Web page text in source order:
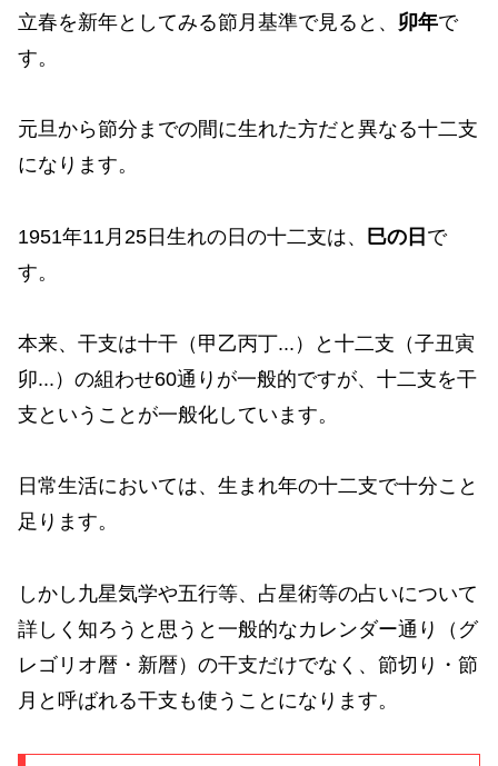
立春を新年としてみる節月基準で見ると、 卯年で
す。
元旦から節分までの間に生れた方だと異なる十二支
になります。
1951年11月25日生れの日の十二支は、 巳の日 で
す。
本来、干支は十干（甲乙丙丁...）と十二支（子丑寅
卯...）の組わせ60通りが一般的ですが、十二支を干
支ということが一般化しています。
日常生活においては、生まれ年の十二支で十分こと
足ります。
しかし九星気学や五行等、占星術等の占いについて
詳しく知ろうと思うと一般的なカレンダー通り（グ
レゴリオ暦・新暦）の干支だけでなく、節切り・節
月と呼ばれる干支も使うことになります。